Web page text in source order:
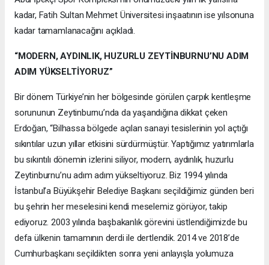
kadar, Fatih Sultan Mehmet Üniversitesi inşaatının ise yılsonuna
kadar tamamlanacağını açıkladı.
“MODERN, AYDINLIK, HUZURLU ZEYTİNBURNU’NU ADIM
ADIM YÜKSELTİYORUZ”
Bir dönem Türkiye’nin her bölgesinde görülen çarpık kentleşme
sorununun Zeytinburnu’nda da yaşandığına dikkat çeken
Erdoğan, “Bilhassa bölgede açılan sanayi tesislerinin yol açtığı
sıkıntılar uzun yıllar etkisini sürdürmüştür. Yaptığımız yatırımlarla
bu sıkıntılı dönemin izlerini siliyor, modern, aydınlık, huzurlu
Zeytinburnu’nu adım adım yükseltiyoruz. Biz 1994 yılında
İstanbul’a Büyükşehir Belediye Başkanı seçildiğimiz günden beri
bu şehrin her meselesini kendi meselemiz görüyor, takip
ediyoruz. 2003 yılında başbakanlık görevini üstlendiğimizde bu
defa ülkenin tamamının derdi ile dertlendik. 2014 ve 2018’de
Cumhurbaşkanı seçildikten sonra yeni anlayışla yolumuza